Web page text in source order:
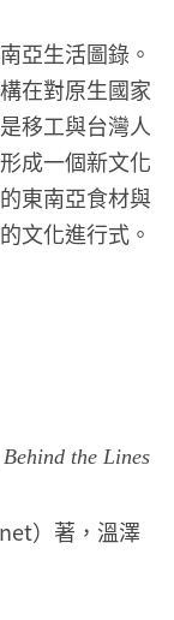
亞生活圖錄。
在對原生國家
移工與台灣人
成一個新文化
東南亞食材與
文化進行式。
the Lines
）著，溫澤